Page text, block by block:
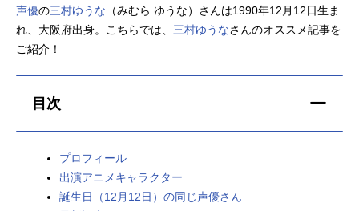
アニメ記事一覧 声優記事一覧
アニメ映画一覧
今期アニメ曜日別一覧
春アニメ
男性声優/女性声優一覧
声優の三村ゆうな （みむら ゆうな）さんは1990年12月12日生ま
れ、大阪府出身。こちらでは、 三村ゆうなさんのオススメ記事を
ご紹介！
目次
プロフィール
出演アニメキャラクター
誕生日（12月12日）の同じ声優さん